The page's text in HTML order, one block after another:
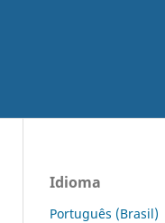
Idioma
Português (Brasil)